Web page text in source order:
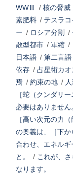
WWⅢ
/ 核の脅威
素肥料 / テスラ
ー / ロシア分割 /
散型都市 / 軍縮 /
日本語 / 第二言語
依存 / 占星術カオ
焉 / 約束の地 /
［蛇（クンダリ
必要はありません
［高い次元の力
の奥義は、［下
合わせ、エネル
と。
/ これが、
なります。